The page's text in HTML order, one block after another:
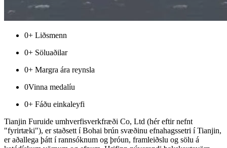
0+ Liðsmenn
0+ Söluaðilar
0+ Margra ára reynsla
0Vinna medalíu
0+ Fáðu einkaleyfi
Tianjin Furuide umhverfisverkfræði Co, Ltd (hér eftir nefnt
"fyrirtæki"), er staðsett í Bohai brún svæðinu efnahagssetri í Tianjin,
er aðallega þátt í rannsóknum og þróun, framleiðslu og sölu á